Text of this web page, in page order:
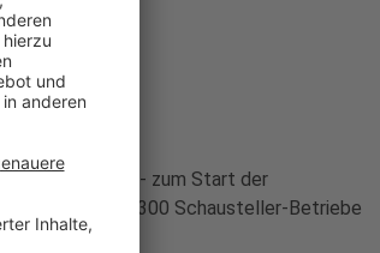
werden - zum Start der
haben 300 Schausteller-Betriebe